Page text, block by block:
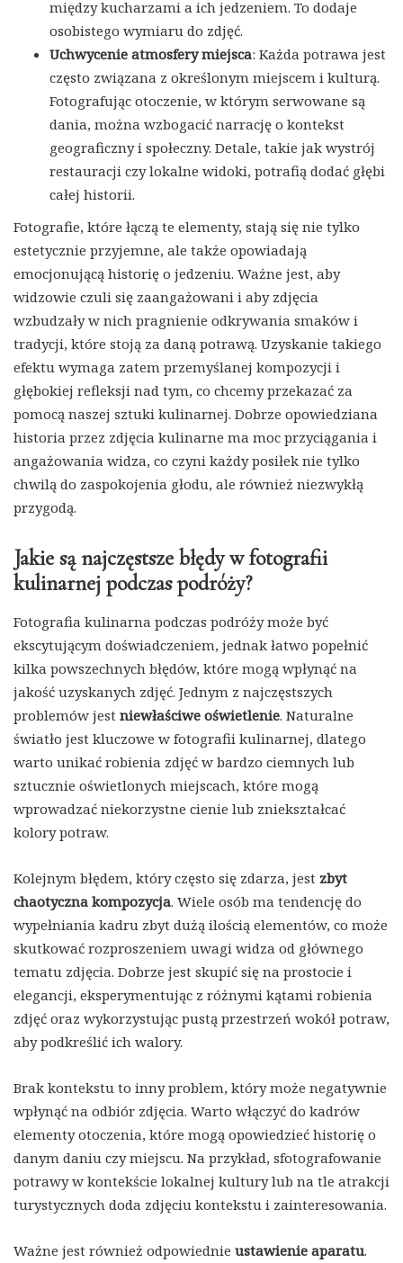
między kucharzami a ich jedzeniem. To dodaje
osobistego wymiaru do zdjęć.
Uchwycenie atmosfery miejsca: Każda potrawa jest
często związana z określonym miejscem i kulturą.
Fotografując otoczenie, w którym serwowane są
dania, można wzbogacić narrację o kontekst
geograficzny i społeczny. Detale, takie jak wystrój
restauracji czy lokalne widoki, potrafią dodać głębi
całej historii.
Fotografie, które łączą te elementy, stają się nie tylko
estetycznie przyjemne, ale także opowiadają
emocjonującą historię o jedzeniu. Ważne jest, aby
widzowie czuli się zaangażowani i aby zdjęcia
wzbudzały w nich pragnienie odkrywania smaków i
tradycji, które stoją za daną potrawą. Uzyskanie takiego
efektu wymaga zatem przemyślanej kompozycji i
głębokiej refleksji nad tym, co chcemy przekazać za
pomocą naszej sztuki kulinarnej. Dobrze opowiedziana
historia przez zdjęcia kulinarne ma moc przyciągania i
angażowania widza, co czyni każdy posiłek nie tylko
chwilą do zaspokojenia głodu, ale również niezwykłą
przygodą.
Jakie są najczęstsze błędy w fotografii
kulinarnej podczas podróży?
Fotografia kulinarna podczas podróży może być
ekscytującym doświadczeniem, jednak łatwo popełnić
kilka powszechnych błędów, które mogą wpłynąć na
jakość uzyskanych zdjęć. Jednym z najczęstszych
problemów jest niewłaściwe oświetlenie. Naturalne
światło jest kluczowe w fotografii kulinarnej, dlatego
warto unikać robienia zdjęć w bardzo ciemnych lub
sztucznie oświetlonych miejscach, które mogą
wprowadzać niekorzystne cienie lub zniekształcać
kolory potraw.
Kolejnym błędem, który często się zdarza, jest zbyt
chaotyczna kompozycja. Wiele osób ma tendencję do
wypełniania kadru zbyt dużą ilością elementów, co może
skutkować rozproszeniem uwagi widza od głównego
tematu zdjęcia. Dobrze jest skupić się na prostocie i
elegancji, eksperymentując z różnymi kątami robienia
zdjęć oraz wykorzystując pustą przestrzeń wokół potraw,
aby podkreślić ich walory.
Brak kontekstu to inny problem, który może negatywnie
wpłynąć na odbiór zdjęcia. Warto włączyć do kadrów
elementy otoczenia, które mogą opowiedzieć historię o
danym daniu czy miejscu. Na przykład, sfotografowanie
potrawy w kontekście lokalnej kultury lub na tle atrakcji
turystycznych doda zdjęciu kontekstu i zainteresowania.
Ważne jest również odpowiednie ustawienie aparatu.